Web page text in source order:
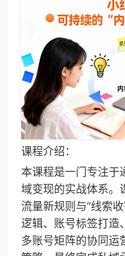
课程介绍：
本课程是一门专注于
域变现的实战体系。
流量新规则与“线索
逻辑、账号标签打造
多账号矩阵的协同运